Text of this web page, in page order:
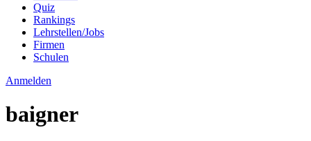
Quiz
Rankings
Lehrstellen/Jobs
Firmen
Schulen
Anmelden
baigner